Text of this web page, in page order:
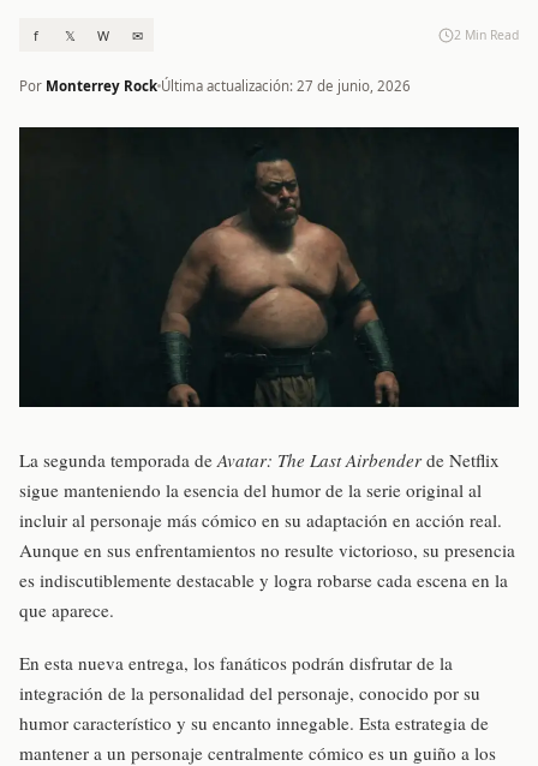
f 𝕏 W ✉ 2 Min Read
Por Monterrey Rock Última actualización: 27 de junio, 2026
La segunda temporada deAvatar: The Last Airbenderde Netflix
sigue manteniendo la esencia del humor de la serie original al
incluir al personaje más cómico en su adaptación en acción real.
Aunque en sus enfrentamientos no resulte victorioso, su presencia
es indiscutiblemente destacable y logra robarse cada escena en la
que aparece.
En esta nueva entrega, los fanáticos podrán disfrutar de la
integración de la personalidad del personaje, conocido por su
humor característico y su encanto innegable. Esta estrategia de
mantener a un personaje centralmente cómico es un guiño a los